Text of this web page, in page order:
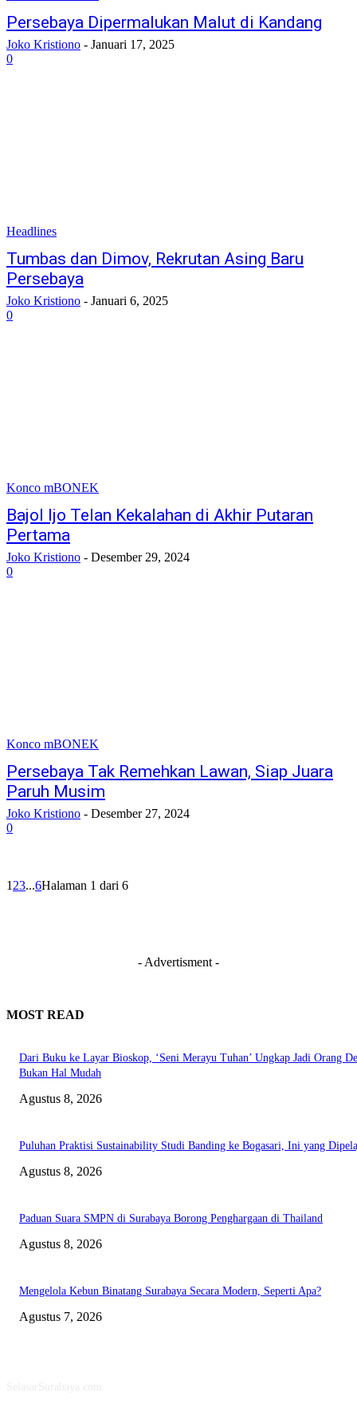
Persebaya Dipermalukan Malut di Kandang
Joko Kristiono - Januari 17, 2025
0
Headlines
Tumbas dan Dimov, Rekrutan Asing Baru
Persebaya
Joko Kristiono - Januari 6, 2025
0
Konco mBONEK
Bajol Ijo Telan Kekalahan di Akhir Putaran
Pertama
Joko Kristiono - Desember 29, 2024
0
Konco mBONEK
Persebaya Tak Remehkan Lawan, Siap Juara
Paruh Musim
Joko Kristiono - Desember 27, 2024
0
1 23...6Halaman 1 dari 6
- Advertisment -
MOST READ
Dari Buku ke Layar Bioskop, ‘Seni Merayu Tuhan’ Ungkap Jadi Orang
Bukan Hal Mudah
Agustus 8, 2026
Puluhan Praktisi Sustainability Studi Banding ke Bogasari, Ini yang
Agustus 8, 2026
Paduan Suara SMPN di Surabaya Borong Penghargaan di Thailand
Agustus 8, 2026
Mengelola Kebun Binatang Surabaya Secara Modern, Seperti Apa?
Agustus 7, 2026